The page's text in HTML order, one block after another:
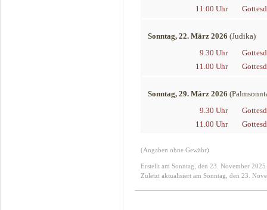
11.00 Uhr
Sonntag, 22. März 2026 (Judika)
9.30 Uhr
11.00 Uhr
Sonntag, 29. März 2026
9.30 Uhr
11.00 Uhr
(Angaben ohne Gewähr)
Erstellt am Sonntag, den 23. November 2025
Zuletzt aktualisiert am Sonntag, den 23.